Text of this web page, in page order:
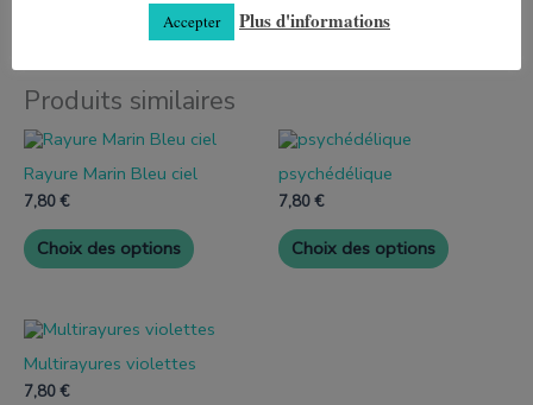
Produits similaires
Rayure Marin Bleu ciel
7,80€
Choix des options
Ce
a
Les
options
choisies
sur
la
psychédélique
7,80€
Choix des options Les
options
Multirayures violettes
7,80€
Ce
a
Accepter Plus d'informations